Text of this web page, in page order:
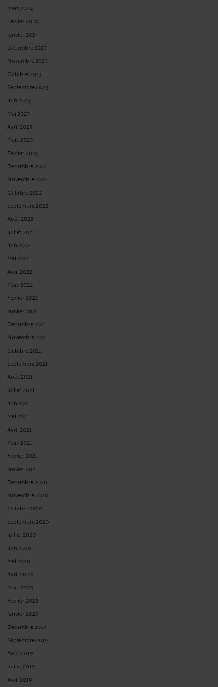
Mars 2024
Février 2024
Janvier 2024
Décembre 2023
Novembre 2023
Octobre 2023
Septembre 2023
Juin 2023
Mai 2023
Avril 2023
Mars 2023
Février 2023
Décembre 2022
Novembre 2022
Octobre 2022
Septembre 2022
Août 2022
Juillet 2022
Juin 2022
Mai 2022
Avril 2022
Mars 2022
Février 2022
Janvier 2022
Décembre 2021
Novembre 2021
Octobre 2021
Septembre 2021
Août 2021
Juillet 2021
Juin 2021
Mai 2021
Avril 2021
Mars 2021
Février 2021
Janvier 2021
Décembre 2020
Novembre 2020
Octobre 2020
Septembre 2020
Juillet 2020
Juin 2020
Mai 2020
Avril 2020
Mars 2020
Février 2020
Janvier 2020
Décembre 2019
Septembre 2019
Août 2019
Juillet 2019
Avril 2019